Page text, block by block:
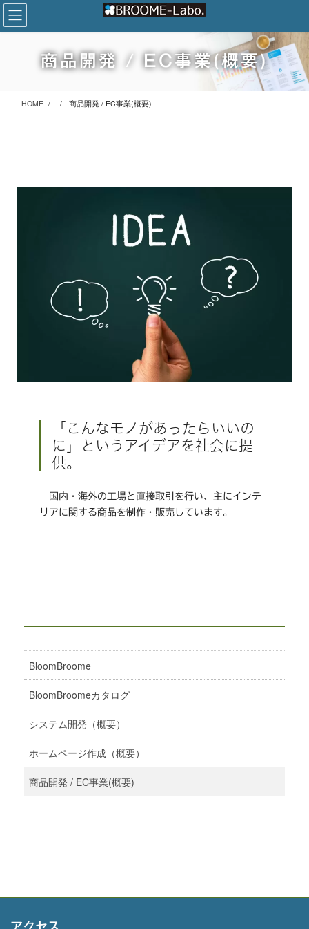
商品開発 / EC事業(概要)
HOME 商品開発 / EC事業(概要)
「こんなモノがあったらいいの
に」というアイデアを社会に提
供。
国内・海外の工場と直接取引を行い、主にインテ
リアに関する商品を制作・販売しています。
BloomBroome
BloomBroomeカタログ
システム開発（概要）
ホームページ作成（概要）
商品開発 / EC事業(概要)